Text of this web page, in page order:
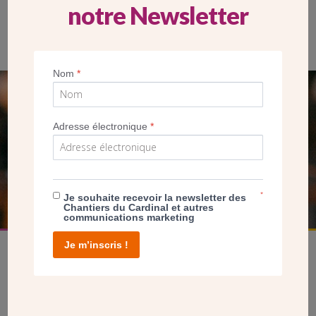
Les cloches de l’ancienne chapelle et de la nouvelle église
SEUL VOTRE DON
NOUS PERMET D’AGIR
FAIRE UN DON
notre Newsletter
Nom*
Adresse électronique*
Je souhaite recevoir la newsletter des
Chantiers du Cardinal et autres
communications marketing
*
Je m’inscris !